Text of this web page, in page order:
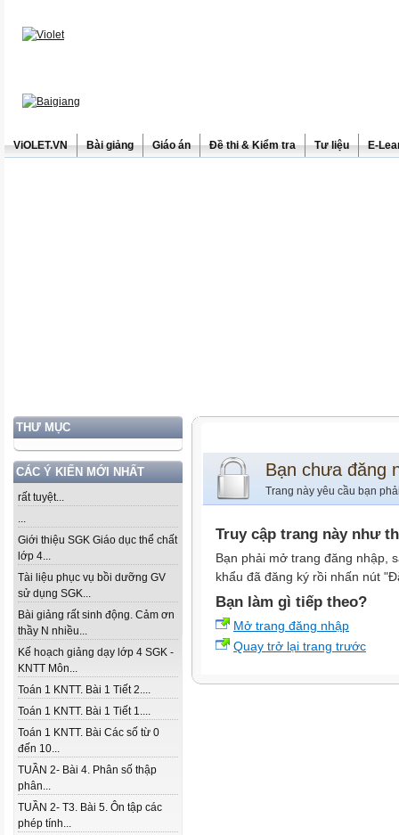
ViOLET.VN Bài giảng Giáo án Đề thi & Kiểm tra Tư liệu E-
THƯ MỤC
CÁC Ý KIẾN MỚI NHẤT
rất tuyệt...
...
Giới thiệu SGK Giáo dục thể chất
lớp 4...
Tài liệu phục vụ bồi dưỡng GV
sử dụng SGK...
Bài giảng rất sinh động. Cảm ơn
thầy N nhiều...
Kế hoạch giảng dạy lớp 4 SGK -
KNTT Môn...
Toán 1 KNTT. Bài 1 Tiết 2....
Toán 1 KNTT. Bài 1 Tiết 1....
Toán 1 KNTT. Bài Các số từ 0
đến 10...
TUẦN 2- Bài 4. Phân số thập
phân...
TUẦN 2- T3. Bài 5. Ôn tập các
phép tính...
Bạn chưa đăng
Trang này yêu cầu bạn
Truy cập trang này như
Bạn phải mở trang đăng nhập,
khẩu đã đăng ký rồi nhấn nút
Bạn làm gì tiếp theo?
Mở trang đăng nhập
Quay trở lại trang trước